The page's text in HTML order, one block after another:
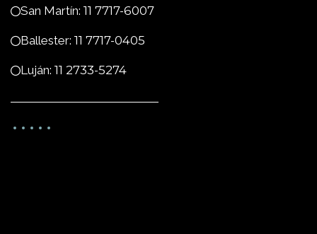
San Martín: 11 7717-6007
Ballester: 11 7717-0405
Luján: 11 2733-5274